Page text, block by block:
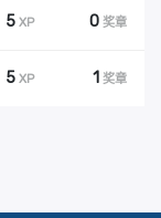
5 XP 0 奖章
5 XP 1 奖章